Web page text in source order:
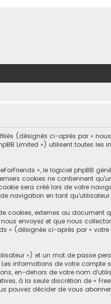
(désignés ci-après par « nous
Limited ») utilisent toutes les
», le logiciel phpBB
cookies ne contiennent
sera créé lors de votre
navigation en tant qu’utilisateur.
cookies, externes au document
envoyez et que nous
» (désignée ci-après par «
») et un mot de passe
informations de votre compte
en-dehors de votre nom
à la seule discrétion de «
pouvez décider de vous